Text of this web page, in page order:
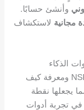
وأنشئ حسابًا.
لاستكشاف
الذكاء
الاصطناعي في DreamPaint من NSFW ومعرفة كيف
يجعلها نقطة
في تجربة أدوات